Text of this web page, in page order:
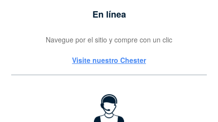
En línea
Navegue por el sitio y compre con un clic
Visite nuestro Chester